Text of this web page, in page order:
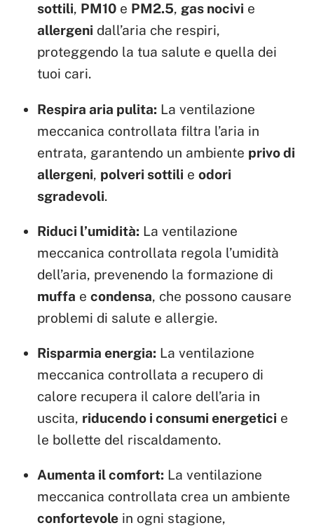
sottili, PM10 e PM2.5, gas nocivi e
allergeni dall’aria che respiri,
proteggendo la tua salute e quella dei
tuoi cari.
Respira aria pulita: La ventilazione
meccanica controllata filtra l’aria in
entrata, garantendo un ambiente privo di
allergeni, polveri sottili eodori
sgradevoli.
Riduci l’umidità: La ventilazione
meccanica controllata regola l’umidità
dell’aria, prevenendo la formazione di
muffa econdensa, che possono causare
problemi di salute e allergie.
Risparmia energia: La ventilazione
meccanica controllata a recupero di
calore recupera il calore dell’aria in
uscita, riducendo i consumi energetici e
le bollette del riscaldamento.
Aumenta il comfort: La ventilazione
meccanica controllata crea un ambiente
confortevole in ogni stagione,